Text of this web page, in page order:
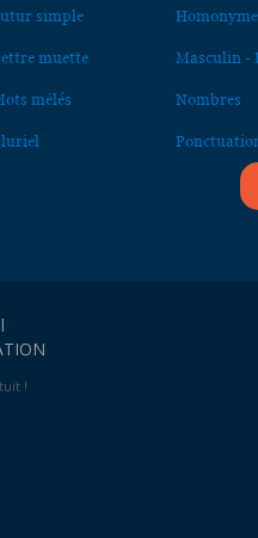
simple
muette Masculin -
mêlés Nombres
!